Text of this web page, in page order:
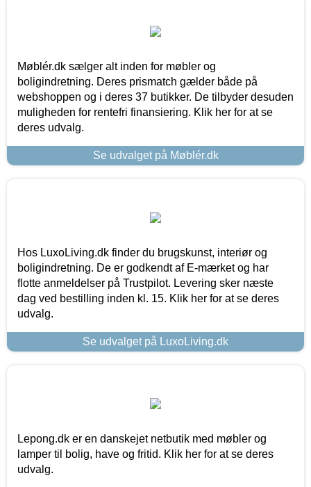
Møblér.dk sælger alt inden for møbler og
boligindretning. Deres prismatch gælder både på
webshoppen og i deres 37 butikker. De tilbyder desuden
muligheden for rentefri finansiering. Klik her for at se
deres udvalg.
Se udvalget på Møblér.dk
Hos LuxoLiving.dk finder du brugskunst, interiør og
boligindretning. De er godkendt af E-mærket og har
flotte anmeldelser på Trustpilot. Levering sker næste
dag ved bestilling inden kl. 15. Klik her for at se deres
udvalg.
Se udvalget på LuxoLiving.dk
Lepong.dk er en danskejet netbutik med møbler og
lamper til bolig, have og fritid. Klik her for at se deres
udvalg.